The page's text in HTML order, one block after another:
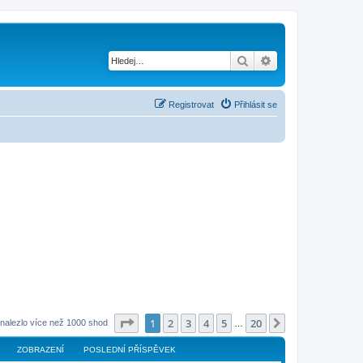
Hledat
Přihlásit se
Registrovat
více než 1000 shod Stránka z
1 2 3 4 5 20
ZOBRAZENÍ POSLEDNÍ PŘÍSPĚVEK